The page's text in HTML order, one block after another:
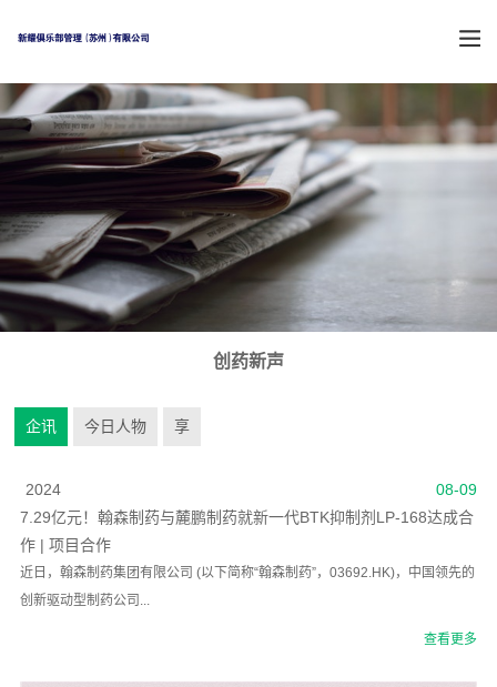
创药新声
企讯 今日人物 享
08-09
2024
7.29亿元！翰森制药与麓鹏制药就新一代BTK抑制剂LP-168达成合
作 | 项目合作
近日，翰森制药集团有限公司 (以下简称“翰森制药”，03692.HK)，中国领先的
创新驱动型制药公司...
查看更多